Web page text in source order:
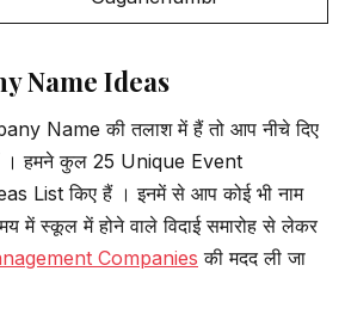
Name Ideas
Name की तलाश में हैं तो आप नीचे दिए
हमने कुल 25 Unique Event
List किए हैं । इनमें से आप कोई भी नाम
में स्कूल में होने वाले विदाई समारोह से लेकर
Companies की मदद ली जा